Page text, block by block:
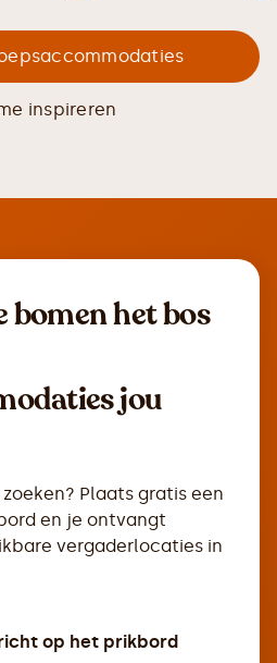
inspireren
bomen het bos
jou
Plaats gratis een
en je ontvangt
vergaderlocaties in
op het prikbord